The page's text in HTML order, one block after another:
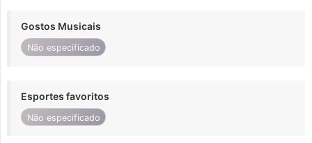
Gostos Musicais
Não especificado
Esportes favoritos
Não especificado